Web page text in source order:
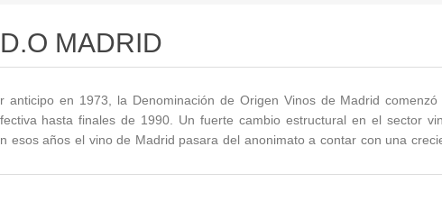
MADRID
anticipo en 1973, la Denominación de Origen Vinos de Madrid comenzó
hasta finales de 1990. Un fuerte cambio estructural en el sector
esos años el vino de Madrid pasara del anonimato a contar con una